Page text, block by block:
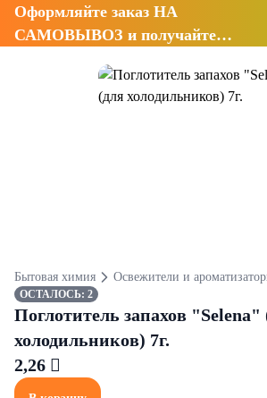
Оформляйте заказ НА
САМОВЫВОЗ и получайте
Бытовая химия Освежители и
ОСТАЛОСЬ: 2
Поглотитель запахов "Selena"
холодильников) 7г.
2,26 